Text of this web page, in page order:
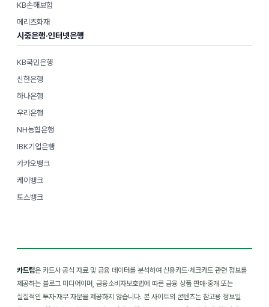
KB손해보험
메리츠화재
시중은행·인터넷은행
KB국민은행
신한은행
하나은행
우리은행
NH농협은행
IBK기업은행
카카오뱅크
케이뱅크
토스뱅크
카드팁은 카드사 공식 자료 및 금융 데이터를 분석하여 신용카드·체크카드 관련 정보를
제공하는 블로그 미디어이며, 금융소비자보호법에 따른 금융 상품 판매·중개 또는
실질적인 투자·재무 자문을 제공하지 않습니다. 본 사이트의 콘텐츠는 참고용 정보일